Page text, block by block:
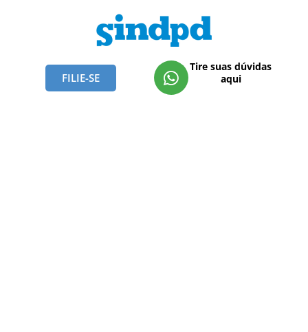
FILIE-SE
Tire suas dúvidas
aqui